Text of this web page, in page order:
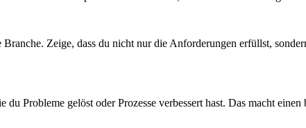
Zeige, dass du nicht nur die Anforderungen erfüllst,
Probleme gelöst oder Prozesse verbessert hast. Das macht